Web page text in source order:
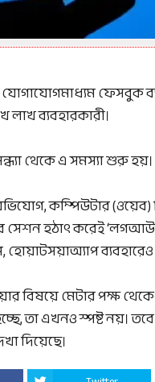
ফেসবুক
লাখ ব্যবহারকারী।
থেকে এ সমস্যা শুরু হয়।
কম্পিউটার
সেশন হঠাৎ করেই
হোয়াটসয়াঅ্যাপ
বিষয়ে মেটার পক্ষ
তা এখনও স্পষ্ট নয়।
দিয়েছে।